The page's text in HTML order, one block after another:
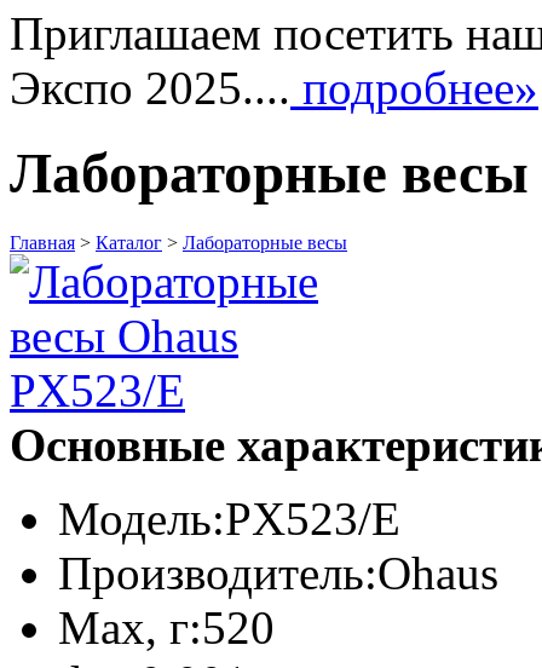
Приглашаем посетить
Экспо 2025.... подробнее»
Лабораторные весы
Главная > Каталог > Лабораторные весы
Основные
Модель:PX523/E
Производитель:Ohaus
Max, г:520